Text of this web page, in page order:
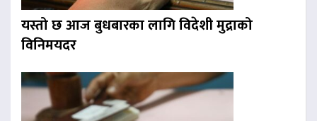
यस्तो छ आज बुधबारका लागि विदेशी मुद्राको
विनिमयदर